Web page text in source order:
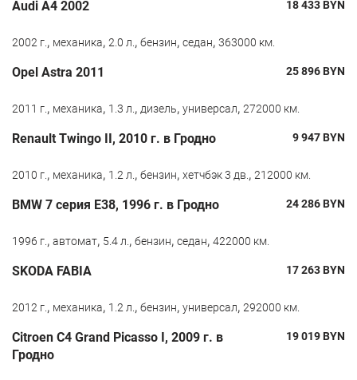
Audi A4 2002 18 433BYN
2002 г., механика, 2.0 л., бензин, седан, 363000 км.
Opel Astra 2011 25 896BYN
2011 г., механика, 1.3 л., дизель, универсал, 272000 км.
Renault Twingo II, 2010 г. в Гродно 9 947BYN
2010 г., механика, 1.2 л., бензин, хетчбэк 3 дв., 212000 км.
BMW 7 серия E38, 1996 г. в Гродно 24 286BYN
1996 г., автомат, 5.4 л., бензин, седан, 422000 км.
SKODA FABIA 17 263BYN
2012 г., механика, 1.2 л., бензин, универсал, 292000 км.
Citroen C4 Grand Picasso I, 2009 г. в
Гродно
19 019BYN